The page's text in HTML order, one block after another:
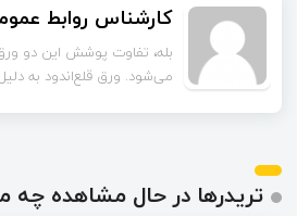
اسماعیل زاده
تا قبل از خوندن این مقاله
همون ورق گالوانیزه است.
تریدرها در حال مشاهده چه